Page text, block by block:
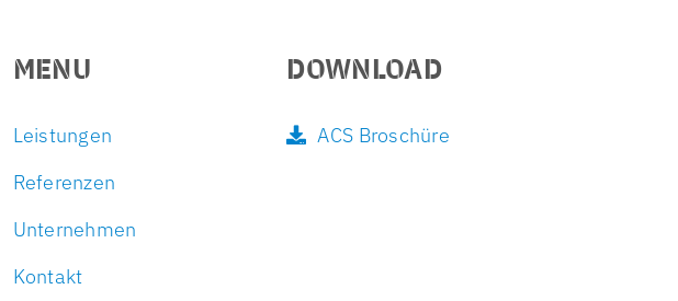
MENU
Leistungen
Referenzen
Unternehmen
Kontakt
DOWNLOAD
ACS Broschüre